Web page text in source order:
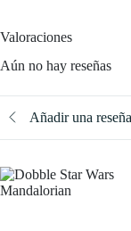
Valoraciones
Aún no hay reseñas
Añadir una reseña